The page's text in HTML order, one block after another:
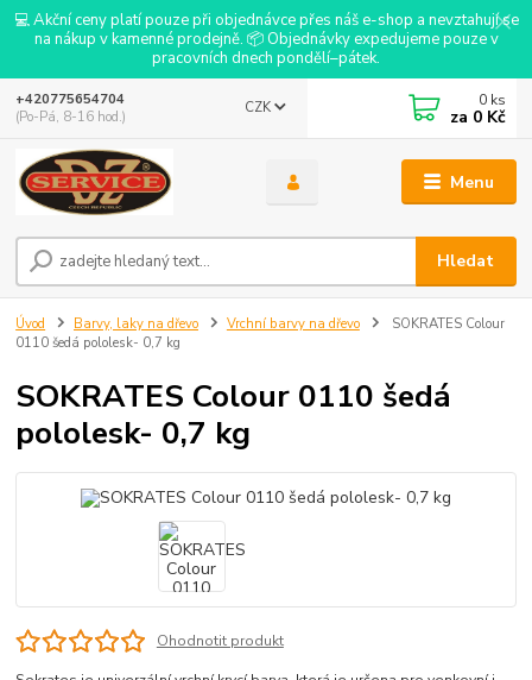
💻 Akční ceny platí pouze při objednávce přes náš e-shop a nevztahují se
na nákup v kamenné prodejně. 📦 Objednávky expedujeme pouze v
pracovních dnech pondělí–pátek.
Menu
CZK
Hledat
+420775654704
(Po-Pá, 8-16 hod.)
0 ks
za 0 Kč
Úvod Barvy, laky na dřevo Vrchní barvy na dřevo
SOKRATES Colour
0110 šedá pololesk- 0,7 kg
SOKRATES Colour 0110 šedá
pololesk- 0,7 kg
Ohodnotit produkt